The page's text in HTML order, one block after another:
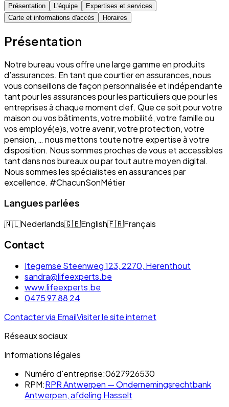
Présentation L'équipe
Expertises et services
Carte et informations d'accès
Horaires
Présentation
Notre bureau vous offre une large gamme en produits
d’assurances. En tant que courtier en assurances, nous
vous conseillons de façon personnalisée et indépendante
tant pour les assurances pour les particuliers que pour les
entreprises à chaque moment clef. Que ce soit pour votre
maison ou vos bâtiments, votre mobilité, votre famille ou
vos employé(e)s, votre avenir, votre protection, votre
pension, … nous mettons toute notre expertise à votre
disposition. Nous sommes proches de vous et accessibles
tant dans nos bureaux ou par tout autre moyen digital.
Nous sommes les spécialistes en assurances par
excellence. #ChacunSonMétier
Langues parlées
🇳🇱Nederlands🇬🇧English🇫🇷Français
Contact
Itegemse Steenweg 123, 2270, Herenthout
sandra@lifeexperts.be
www.lifeexperts.be
0475 97 88 24
Contacter via EmailVisiter le site internet
Réseaux sociaux
Informations légales
Numéro d'entreprise:0627926530
RPM:RPR Antwerpen — Ondernemingsrechtbank
Antwerpen, afdeling Hasselt